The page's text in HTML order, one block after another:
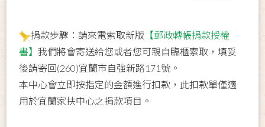
捐款步驟：請來電索取新版 【郵政轉帳捐款授權
書】我們將會寄送給您或者您可親自臨櫃索取，填妥
後請寄回(260)宜蘭市自強新路171號。
本中心會立即按指定的金額進行扣款，此扣款單僅適
用於宜蘭家扶中心之捐款項目。